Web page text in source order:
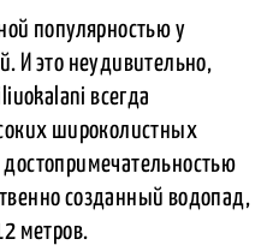
популярностью у
И это неудивительно,
всегда
широколистных
созданный водопад,
метров.